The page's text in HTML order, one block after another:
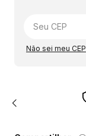
Não sei meu CEP